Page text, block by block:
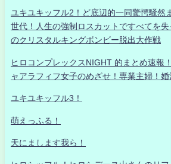
ユキユキッフル2！ど底辺的一同驚愕騒然
世代！人生の強制ロスカットですべてを
のクリスタルキングボンビー脱出大作戦
ヒロコンプレックスNIGHT 的まとめ速報
ャアラフィフ女子のめざせ！専業主婦！
ユキユキッフル3！
萌えっふる！
天にまします我ら！